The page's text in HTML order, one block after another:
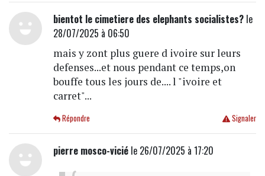
bientot le cimetiere des elephants socialistes?le
28/07/2025 à 06:50
mais y zont plus guere d ivoire sur leurs
defenses...et nous pendant ce temps,on
bouffe tous les jours de.... l "ivoire et
carret"...
Signaler
Répondre
pierre mosco-viciéle 26/07/2025 à 17:20